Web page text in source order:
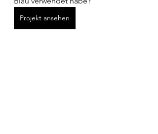
Projekt ansehen